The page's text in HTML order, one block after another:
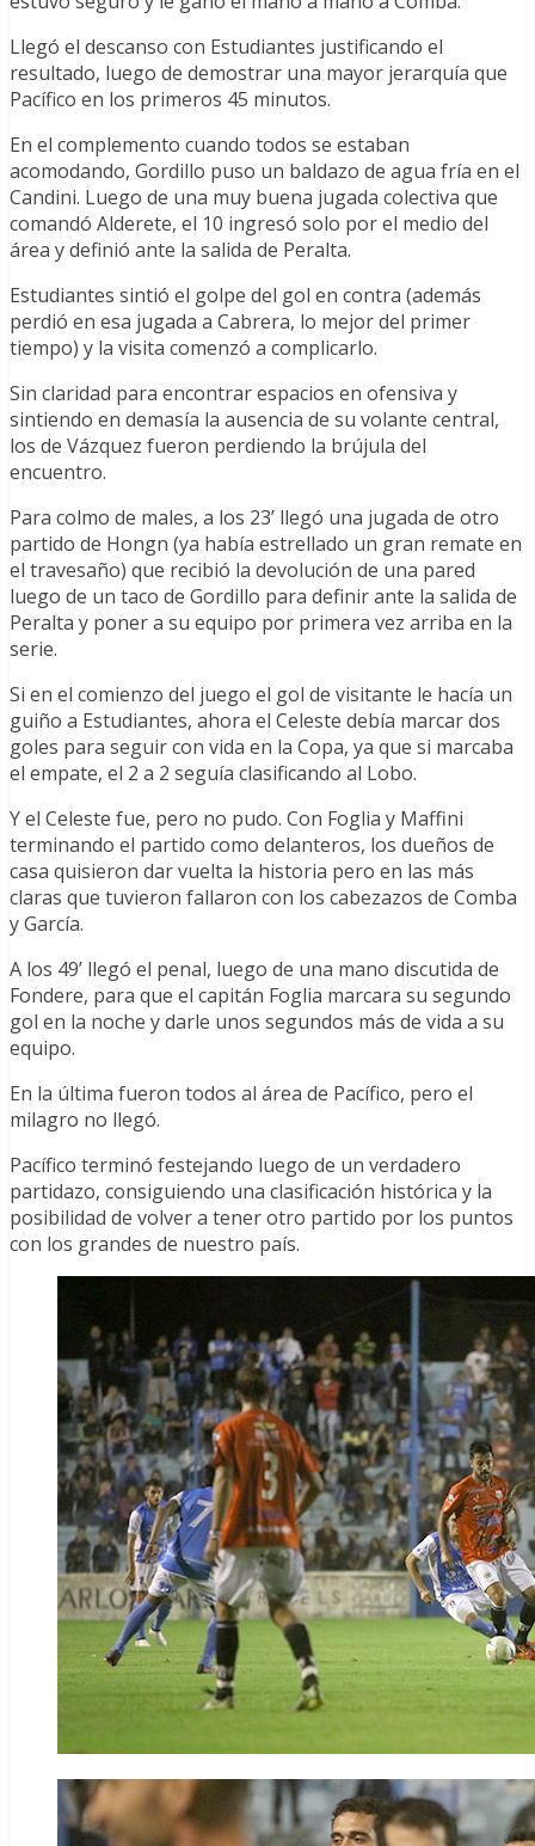
Llegó el descanso con Estudiantes justificando el
resultado, luego de demostrar una mayor jerarquía que
Pacífico en los primeros 45 minutos.
En el complemento cuando todos se estaban
acomodando, Gordillo puso un baldazo de agua fría en el
Candini. Luego de una muy buena jugada colectiva que
comandó Alderete, el 10 ingresó solo por el medio del
área y definió ante la salida de Peralta.
Estudiantes sintió el golpe del gol en contra (además
perdió en esa jugada a Cabrera, lo mejor del primer
tiempo) y la visita comenzó a complicarlo.
Sin claridad para encontrar espacios en ofensiva y
sintiendo en demasía la ausencia de su volante central,
los de Vázquez fueron perdiendo la brújula del
encuentro.
Para colmo de males, a los 23’ llegó una jugada de otro
partido de Hongn (ya había estrellado un gran remate en
el travesaño) que recibió la devolución de una pared
luego de un taco de Gordillo para definir ante la salida de
Peralta y poner a su equipo por primera vez arriba en la
serie.
Si en el comienzo del juego el gol de visitante le hacía un
guiño a Estudiantes, ahora el Celeste debía marcar dos
goles para seguir con vida en la Copa, ya que si marcaba
el empate, el 2 a 2 seguía clasificando al Lobo.
Y el Celeste fue, pero no pudo. Con Foglia y Maffini
terminando el partido como delanteros, los dueños de
casa quisieron dar vuelta la historia pero en las más
claras que tuvieron fallaron con los cabezazos de Comba
y García.
A los 49’ llegó el penal, luego de una mano discutida de
Fondere, para que el capitán Foglia marcara su segundo
gol en la noche y darle unos segundos más de vida a su
equipo.
En la última fueron todos al área de Pacífico, pero el
milagro no llegó.
Pacífico terminó festejando luego de un verdadero
partidazo, consiguiendo una clasificación histórica y la
posibilidad de volver a tener otro partido por los puntos
con los grandes de nuestro país.